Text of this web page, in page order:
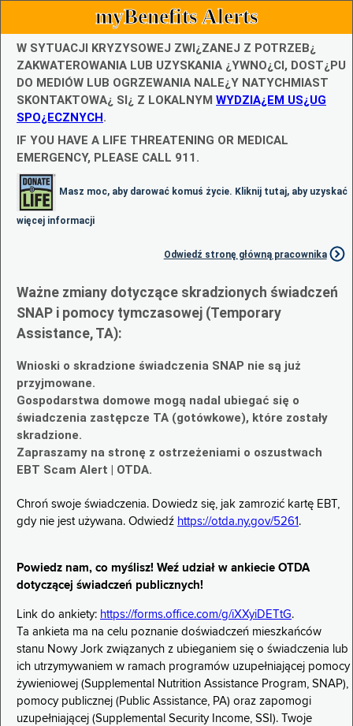
myBenefits Alerts
W SYTUACJI KRYZYSOWEJ ZWI¿ZANEJ Z POTRZEB¿
ZAKWATEROWANIA LUB UZYSKANIA ¿YWNO¿CI, DOST¿PU
DO MEDIÓW LUB OGRZEWANIA NALE¿Y NATYCHMIAST
SKONTAKTOWA¿ SI¿ Z LOKALNYM WYDZIA¿EM US¿UG
SPO¿ECZNYCH.
IF YOU HAVE A LIFE THREATENING OR MEDICAL
EMERGENCY, PLEASE CALL 911.
Masz moc, aby darować komuś życie. Kliknij tutaj, aby uzyskać
więcej informacji
Odwiedź stronę główną pracownika
Ważne zmiany dotyczące skradzionych świadczeń
SNAP i pomocy tymczasowej (Temporary
Assistance, TA):
Wnioski o skradzione świadczenia SNAP nie są już
przyjmowane.
Gospodarstwa domowe mogą nadal ubiegać się o
świadczenia zastępcze TA (gotówkowe), które zostały
skradzione.
Zapraszamy na stronę z ostrzeżeniami o oszustwach
EBT Scam Alert | OTDA.
Chroń swoje świadczenia. Dowiedz się, jak zamrozić kartę EBT,
gdy nie jest używana. Odwiedź https://otda.ny.gov/5261 .
Powiedz nam, co myślisz! Weź udział w ankiecie OTDA
dotyczącej świadczeń publicznych!
Link do ankiety: https://forms.office.com/g/iXXyiDETtG.
Ta ankieta ma na celu poznanie doświadczeń mieszkańców
stanu Nowy Jork związanych z ubieganiem się o świadczenia lub
ich utrzymywaniem w ramach programów uzupełniającej pomocy
żywieniowej (Supplemental Nutrition Assistance Program, SNAP),
pomocy publicznej (Public Assistance, PA) oraz zapomogi
uzupełniającej (Supplemental Security Income, SSI). Twoje